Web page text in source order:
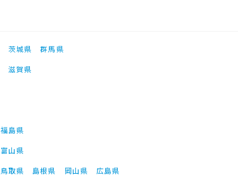
茨城県
群馬県
滋賀県
福島県
富山県
鳥取県 島根県 岡山県
広島県